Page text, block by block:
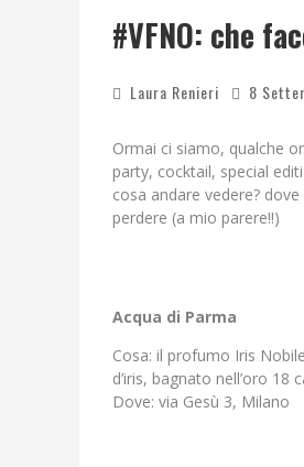
#VFNO: che
Laura Renieri 8
Ormai ci siamo, qualche
party, cocktail, special
cosa andare vedere?
perdere (a mio parere!!)
Acqua di Parma
Cosa: il profumo Iris
d’iris, bagnato nell’oro 18
Dove: via Gesù 3, Milano